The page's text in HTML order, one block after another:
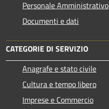
Personale Amministrativo
Documenti e dati
CATEGORIE DI SERVIZIO
Anagrafe e stato civile
Cultura e tempo libero
Imprese e Commercio